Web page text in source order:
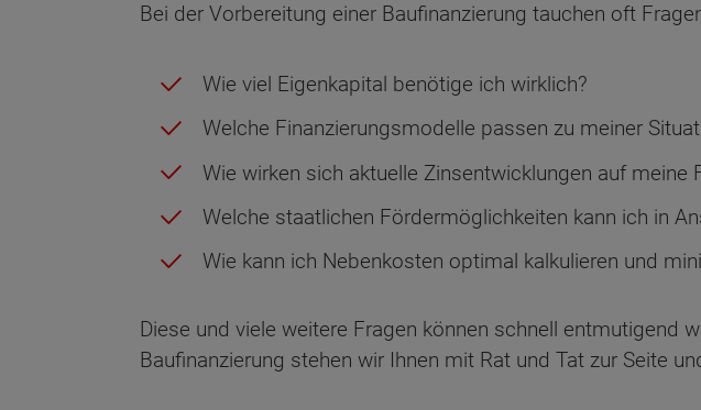
Bei der Vorbereitung einer Baufinanzierung tauchen oft
Wie viel Eigenkapital benötige ich wirklich?
Welche Finanzierungsmodelle passen zu meiner
Wie wirken sich aktuelle Zinsentwicklungen auf meine
Welche staatlichen Fördermöglichkeiten kann ich in
Wie kann ich Nebenkosten optimal kalkulieren und
Diese und viele weitere Fragen können schnell entmutigend
Baufinanzierung stehen wir Ihnen mit Rat und Tat zur Seite